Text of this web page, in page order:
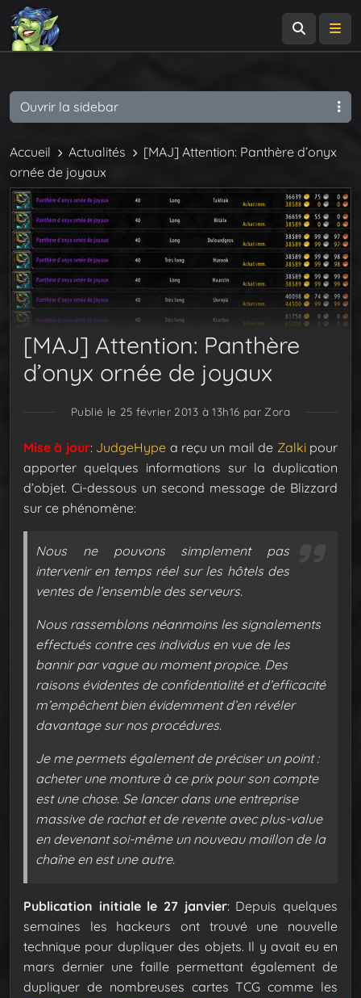
Accueil Actualités
[MAJ] Attention: Panthère d’onyx
ornée de joyaux
[MAJ] Attention: Panthère
d’onyx ornée de joyaux
Publié le 25 février 2013 à 13h16 par Zora
Mise à jour: JudgeHype a reçu un mail de Zalkipour
apporter quelques informations sur la duplication
d’objet. Ci-dessous un second message de Blizzard
sur ce phénomène:
Nous ne pouvons simplement pas
intervenir en temps réel sur les hôtels des
ventes de l’ensemble des serveurs.
Nous rassemblons néanmoins les signalements
effectués contre ces individus en vue de les
bannir par vague au moment propice. Des
raisons évidentes de confidentialité et d’efficacité
m’empêchent bien évidemment d’en révéler
davantage sur nos procédures.
Je me permets également de préciser un point :
acheter une monture à ce prix pour son compte
est une chose. Se lancer dans une entreprise
massive de rachat et de revente avec plus-value
en devenant soi-même un nouveau maillon de la
chaîne en est une autre.
Publication initiale le 27 janvier: Depuis quelques
semaines les hackeurs ont trouvé une nouvelle
technique pour dupliquer des objets. Il y avait eu en
mars dernier une faille permettant également de
dupliquer de nombreuses cartes TCG comme les
Ouvrir la sidebar